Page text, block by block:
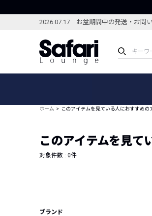
2026.07.17 お盆期間中の発送・お問
ブランドから探す
新着アイテム
編集部のおすすめアイテム
ホーム このアイテムを見ている人におすすめの
このアイテムを見て
対象件数 : 0件
ブランド